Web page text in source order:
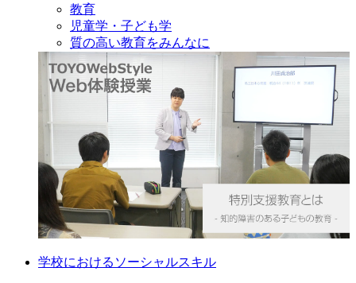
教育
児童学・子ども学
質の高い教育をみんなに
学校におけるソーシャルスキル